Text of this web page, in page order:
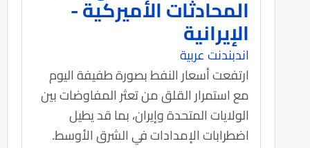
المحادثات الأميركية -
الإيرانية
اندبندنت عربية
ارتفعت أسعار النفط بصورة طفيفة اليوم
مع استمرار القلق من تعثر المفاوضات بين
الولايات المتحدة وإيران، بما قد يطيل
اضطرابات الإمدادات في الشرق الأوسط.